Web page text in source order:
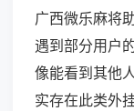
广西微乐麻将
遇到部分用户
像能看到其他
实存在此类外